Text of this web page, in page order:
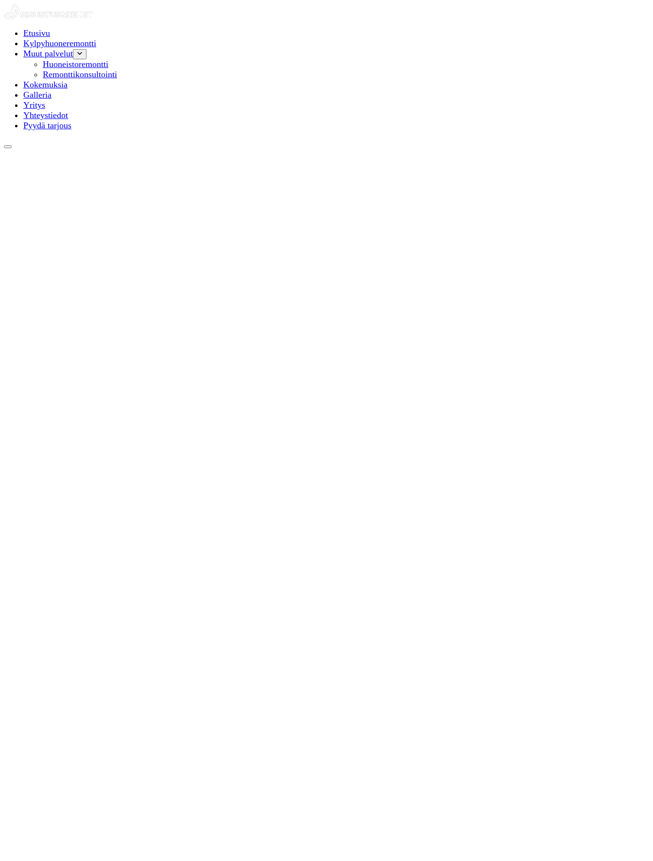
Siirry
sisältöön
Siirry
sisältöön
Etusivu
Kylpyhuoneremontti
Muut palvelut
Huoneistoremontti
Remonttikonsultointi
Kokemuksia
Galleria
Yritys
Yhteystiedot
Pyydä tarjous